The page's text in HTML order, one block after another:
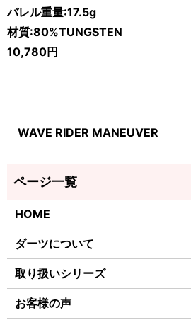
バレル重量:17.5g
材質:80%TUNGSTEN
10,780円
WAVE RIDER MANEUVER
HOME
ダーツについて
取り扱いシリーズ
お客様の声